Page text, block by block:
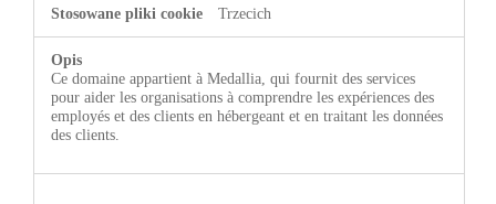
Trzecich
Ce domaine appartient à Medallia, qui fournit des services
pour aider les organisations à comprendre les expériences des
employés et des clients en hébergeant et en traitant les données
des clients.